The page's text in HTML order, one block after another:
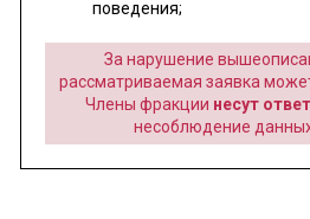
поведения;
За нарушение
рассматриваемая заявка
Члены фракции несут
несоблюдение